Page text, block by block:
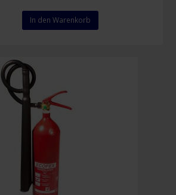
In den Warenkorb